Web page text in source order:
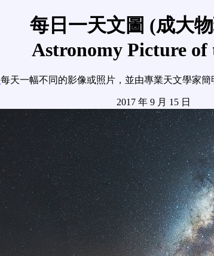
每日一天文圖 (成大
Astronomy Picture of
每天一幅不同的影像或照片，並由專業天文學家簡
2017 年 9 月 15 日